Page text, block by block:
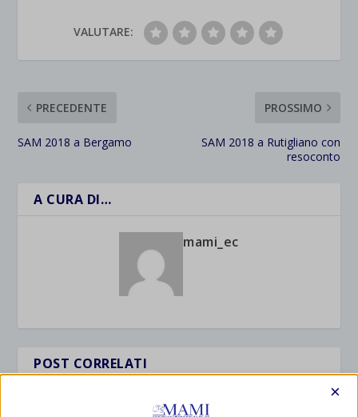
VALUTARE:
PRECEDENTE
SAM 2018 a Bergamo
PROSSIMO
SAM 2018 a Rutigliano con
resoconto
A CURA DI…
mami_ec
POST CORRELATI
×